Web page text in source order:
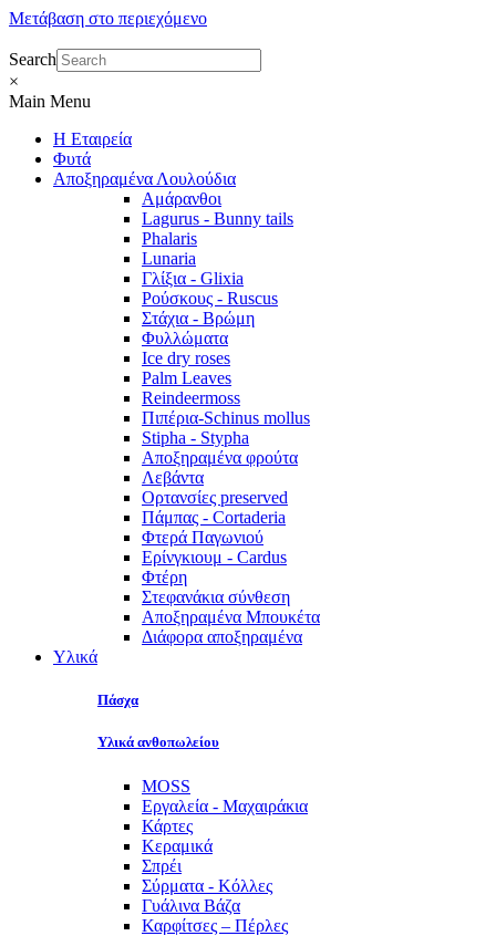
Μετάβαση στο περιεχόμενο
Search
×
Main Menu
Η Εταιρεία
Φυτά
Αποξηραμένα Λουλούδια
Αμάρανθοι
Lagurus - Bunny tails
Phalaris
Lunaria
Γλίξια - Glixia
Ρούσκους - Ruscus
Στάχια - Βρώμη
Φυλλώματα
Ice dry roses
Palm Leaves
Reindeermoss
Πιπέρια-Schinus mollus
Stipha - Stypha
Αποξηραμένα φρούτα
Λεβάντα
Ορτανσίες preserved
Πάμπας - Cortaderia
Φτερά Παγωνιού
Ερίνγκιουμ - Cardus
Φτέρη
Στεφανάκια σύνθεση
Αποξηραμένα Μπουκέτα
Διάφορα αποξηραμένα
Υλικά
Πάσχα
Υλικά ανθοπωλείου
MOSS
Εργαλεία - Μαχαιράκια
Κάρτες
Κεραμικά
Σπρέι
Σύρματα - Κόλλες
Γυάλινα Βάζα
Καρφίτσες – Πέρλες